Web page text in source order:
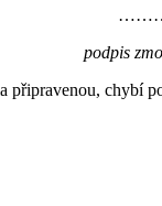
připravenou, chybí